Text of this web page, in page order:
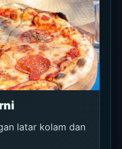
latar kolam dan